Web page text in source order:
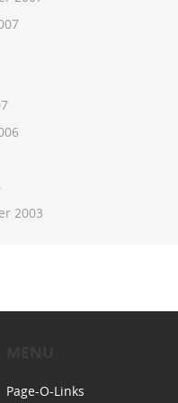
2003
Page-O-Links